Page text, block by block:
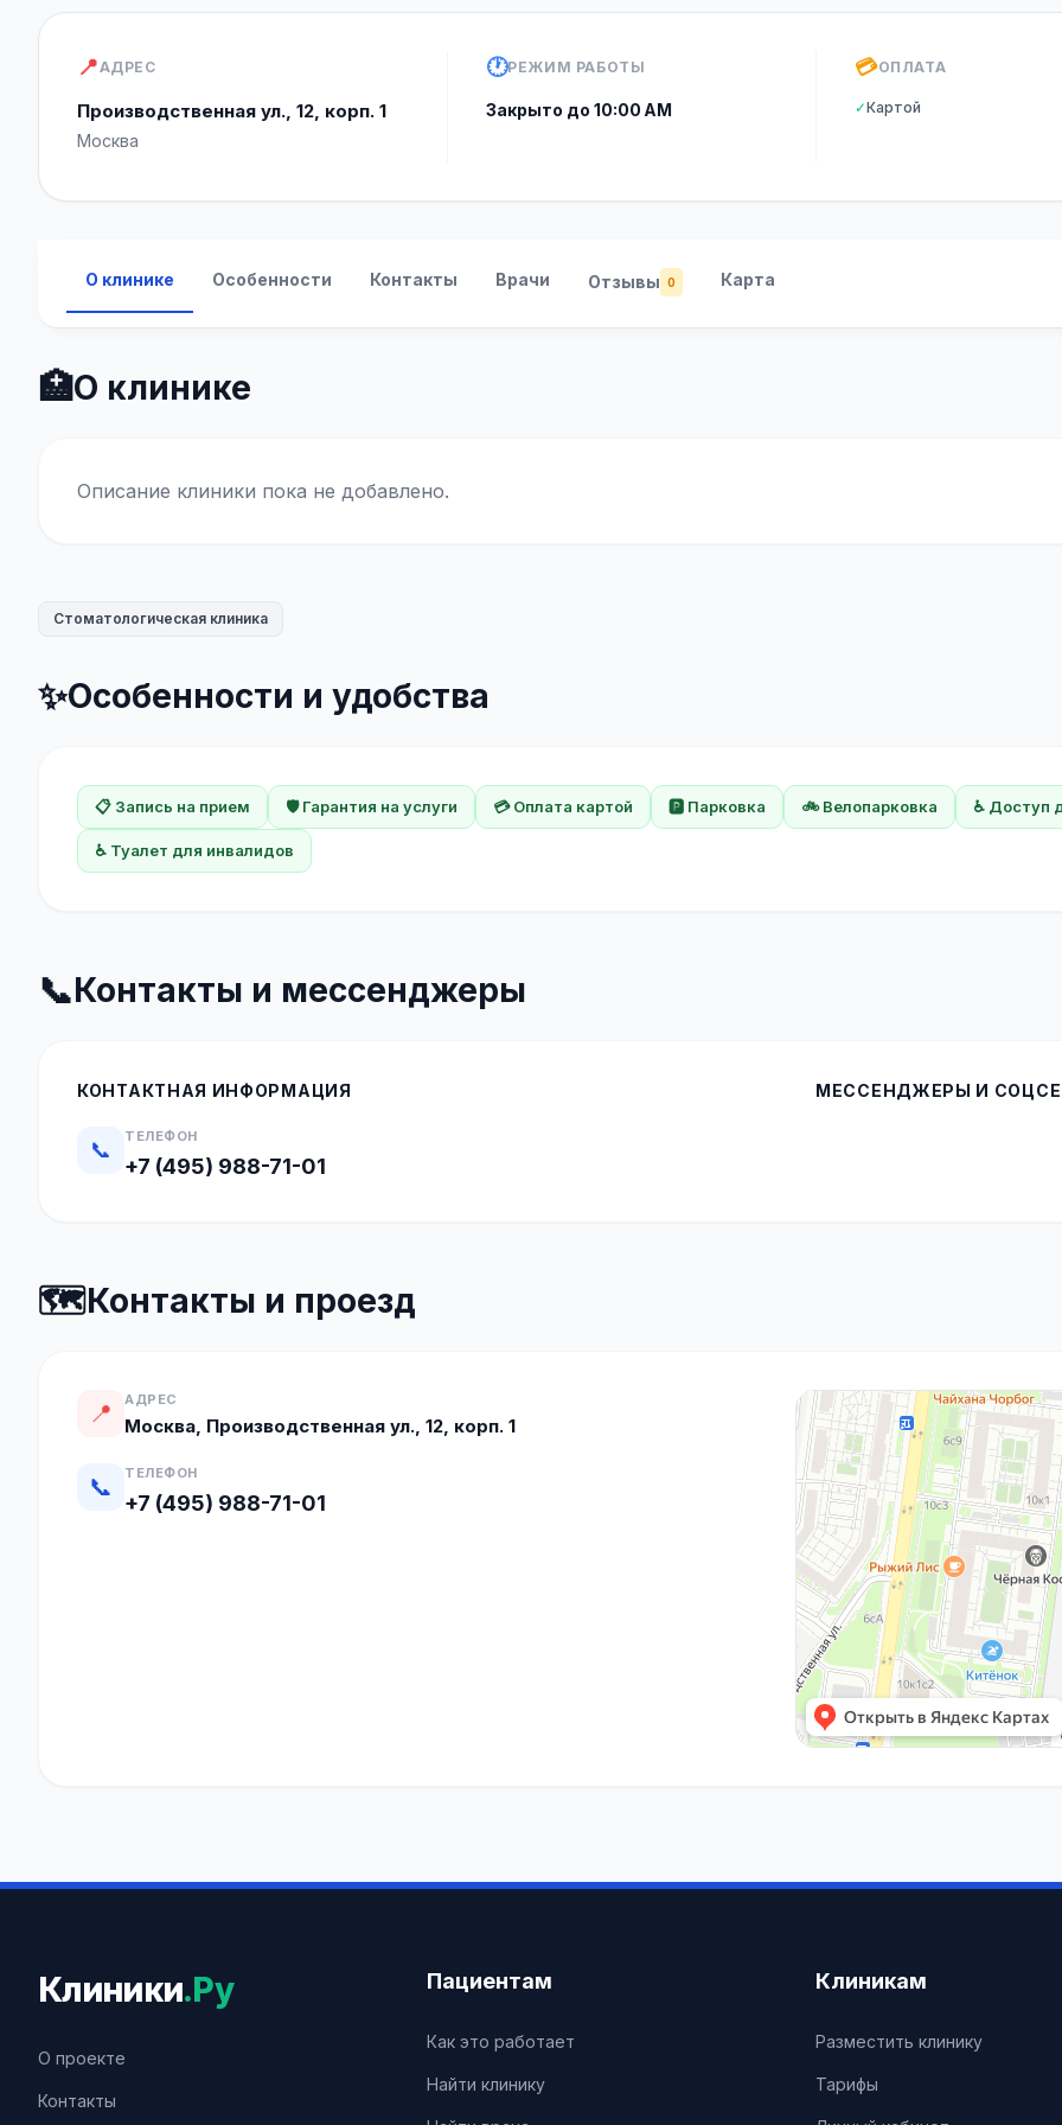
📍АДРЕС
Производственная ул., 12, корп. 1
Москва
🕐РЕЖИМ РАБОТЫ
Закрыто до 10:00 AM
💳ОПЛАТА
✓Картой
О клинике Особенности Контакты Врачи Отзывы 0 Карта
🏥О клинике
Описание клиники пока не добавлено.
Стоматологическая клиника
✨Особенности и удобства
📋 Запись на прием 🛡️ Гарантия на услуги 💳 Оплата картой 🅿️ Парковка 🚲 Велопарковка ♿ Доступ
♿ Туалет для инвалидов
📞Контакты и мессенджеры
КОНТАКТНАЯ ИНФОРМАЦИЯ
📞
ТЕЛЕФОН
+7 (495) 988-71-01
МЕССЕНДЖЕРЫ И
🗺️Контакты и проезд
📍 АДРЕС
Москва, Производственная ул., 12, корп. 1
📞 ТЕЛЕФОН
+7 (495) 988-71-01
Клиники.Ру
О проекте
Контакты
Пациентам
Как это работает
Найти клинику
Клиникам
Разместить клинику
Тарифы